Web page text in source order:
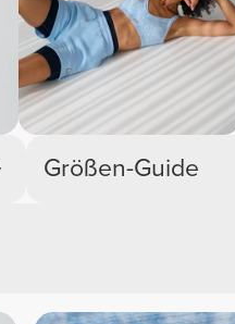
Größen-Guide